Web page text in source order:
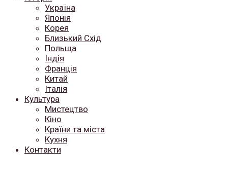
Україна
Японія
Корея
Близький Схід
Польща
Індія
Франція
Китай
Італія
Культура
Мистецтво
Кіно
Країни та міста
Кухня
Контакти